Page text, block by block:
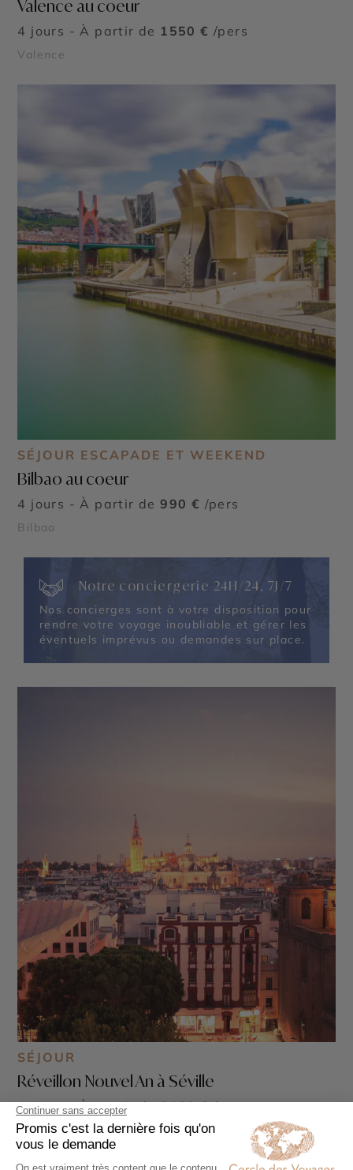
Valence au coeur
4 jours - À partir de 1550 € /pers
Valence
SÉJOUR ESCAPADE ET WEEKEND
Bilbao au coeur
4 jours - À partir de990 € /pers
Bilbao
Notre conciergerie 24H/24, 7J/7
Nos concierges sont à votre disposition pour
rendre votre voyage inoubliable et gérer les
éventuels imprévus ou demandes sur place.
SÉJOUR
Réveillon Nouvel An à Séville
4 jours - À partir de2450 €/pers
Séville - Cordoue